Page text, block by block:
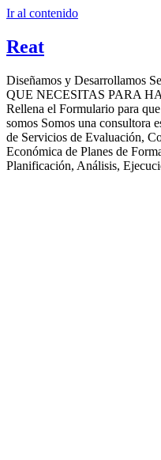
Ir al contenido
Reat
Diseñamos y Desarrollamos
QUE NECESITAS PARA
Rellena el Formulario para
somos Somos una consultora
de Servicios de Evaluación,
Económica de Planes de
Planificación, Análisis,